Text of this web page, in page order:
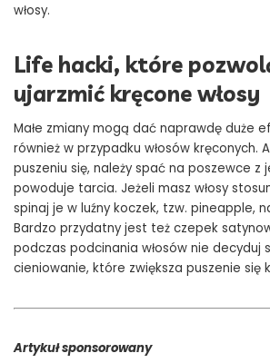
włosy.
Life hacki, które
ujarzmić kręcone włosy
Małe zmiany mogą dać naprawdę duże
również w przypadku włosów kręconych.
puszeniu się, należy spać na poszewce z
powoduje tarcia. Jeżeli masz włosy
spinaj je w luźny koczek, tzw. pineapple,
Bardzo przydatny jest też czepek
podczas podcinania włosów nie decyduj
cieniowanie, które zwiększa puszenie się
Artykuł sponsorowany